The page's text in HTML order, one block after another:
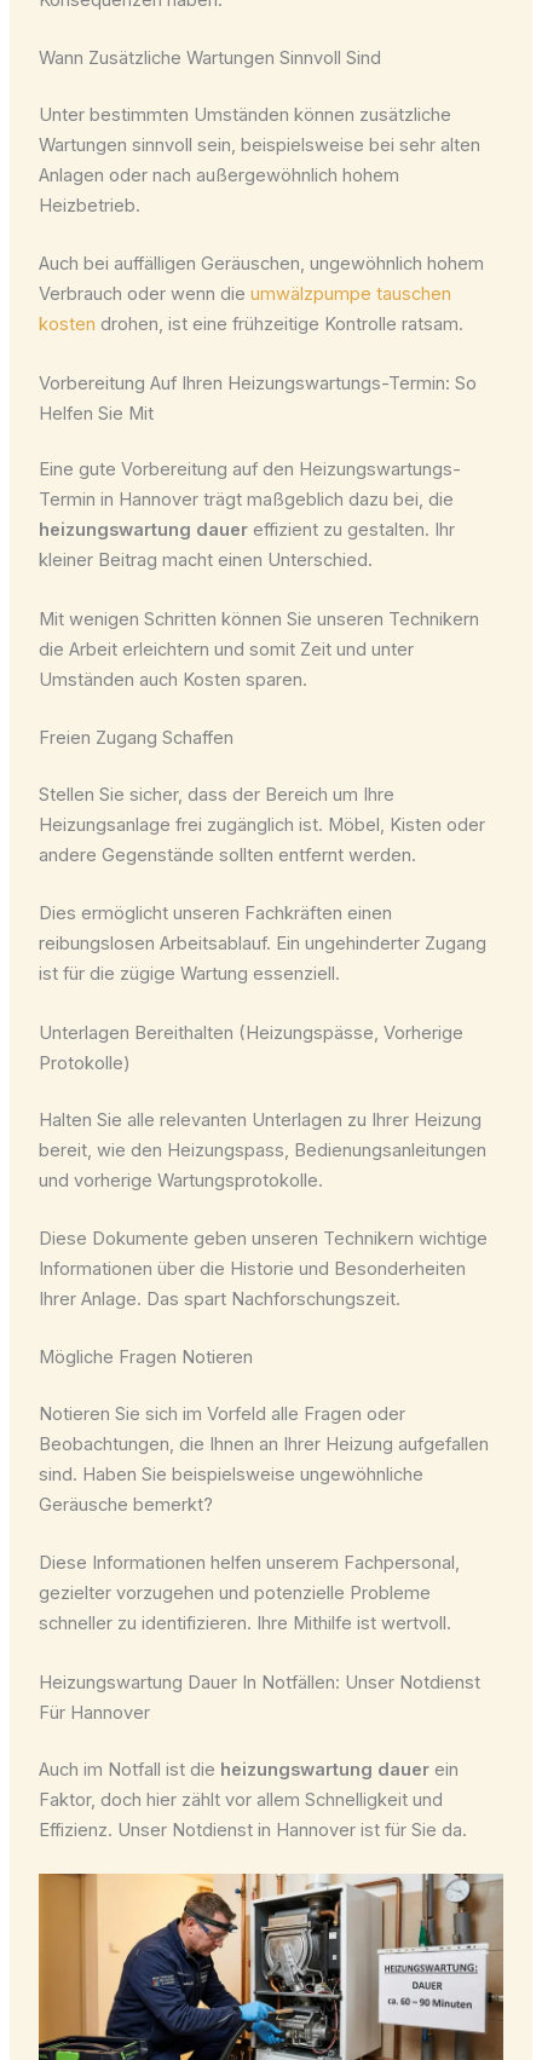
Wann Zusätzliche Wartungen Sinnvoll Sind
Unter bestimmten Umständen können zusätzliche
Wartungen sinnvoll sein, beispielsweise bei sehr alten
Anlagen oder nach außergewöhnlich hohem
Heizbetrieb.
Auch bei auffälligen Geräuschen, ungewöhnlich hohem
Verbrauch oder wenn die umwälzpumpe tauschen
kosten drohen, ist eine frühzeitige Kontrolle ratsam.
Vorbereitung Auf Ihren Heizungswartungs-Termin: So
Helfen Sie Mit
Eine gute Vorbereitung auf den Heizungswartungs-
Termin in Hannover trägt maßgeblich dazu bei, die
heizungswartung dauereffizient zu gestalten. Ihr
kleiner Beitrag macht einen Unterschied.
Mit wenigen Schritten können Sie unseren Technikern
die Arbeit erleichtern und somit Zeit und unter
Umständen auch Kosten sparen.
Freien Zugang Schaffen
Stellen Sie sicher, dass der Bereich um Ihre
Heizungsanlage frei zugänglich ist. Möbel, Kisten oder
andere Gegenstände sollten entfernt werden.
Dies ermöglicht unseren Fachkräften einen
reibungslosen Arbeitsablauf. Ein ungehinderter Zugang
ist für die zügige Wartung essenziell.
Unterlagen Bereithalten (Heizungspässe, Vorherige
Protokolle)
Halten Sie alle relevanten Unterlagen zu Ihrer Heizung
bereit, wie den Heizungspass, Bedienungsanleitungen
und vorherige Wartungsprotokolle.
Diese Dokumente geben unseren Technikern wichtige
Informationen über die Historie und Besonderheiten
Ihrer Anlage. Das spart Nachforschungszeit.
Mögliche Fragen Notieren
Notieren Sie sich im Vorfeld alle Fragen oder
Beobachtungen, die Ihnen an Ihrer Heizung aufgefallen
sind. Haben Sie beispielsweise ungewöhnliche
Geräusche bemerkt?
Diese Informationen helfen unserem Fachpersonal,
gezielter vorzugehen und potenzielle Probleme
schneller zu identifizieren. Ihre Mithilfe ist wertvoll.
Heizungswartung Dauer In Notfällen: Unser Notdienst
Für Hannover
Auch im Notfall ist die heizungswartung dauerein
Faktor, doch hier zählt vor allem Schnelligkeit und
Effizienz. Unser Notdienst in Hannover ist für Sie da.